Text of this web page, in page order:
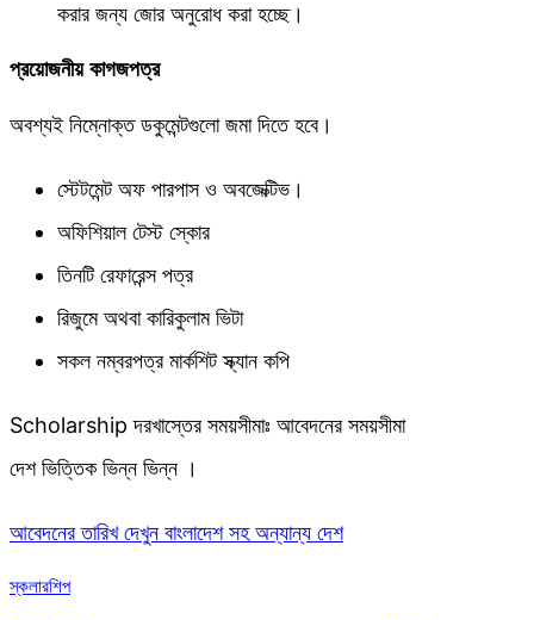
করার জন্য জোর অনুরোধ করা হচ্ছে।
প্রয়োজনীয় কাগজপত্র
অবশ্যই নিম্নোক্ত ডকুমেন্টগুলো জমা দিতে হবে।
স্টেটমেন্ট অফ পারপাস ও অবজেক্টিভ।
অফিশিয়াল টেস্ট স্কোর
তিনটি রেফারেন্স পত্র
রিজুমে অথবা কারিকুলাম ভিটা
সকল নম্বরপত্র মার্কশিট স্ক্যান কপি
Scholarship দরখাস্তের সময়সীমাঃ আবেদনের সময়সীমা
দেশ ভিত্তিক ভিন্ন ভিন্ন ।
আবেদনের তারিখ দেখুন বাংলাদেশ সহ অন্যান্য দেশ
স্কলারশিপ